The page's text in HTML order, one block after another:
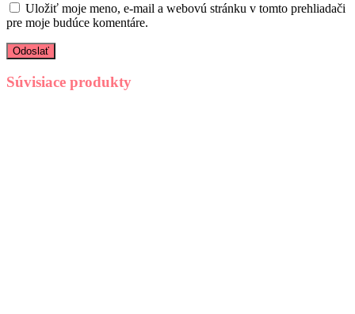
Uložiť moje meno, e-mail a webovú stránku v tomto prehliadači
pre moje budúce komentáre.
Súvisiace produkty